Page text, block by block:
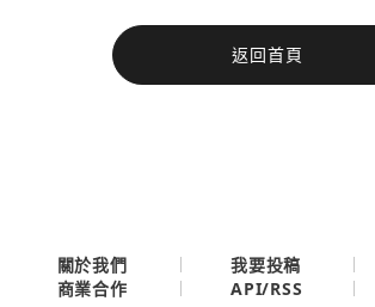
返回首頁
今日熱門
今日熱門
關於我們 我要投稿
商業合作
API/RSS